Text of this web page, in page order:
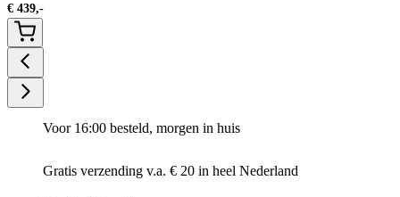
€ 439,-
Voor 16:00 besteld, morgen in huis
Gratis verzending v.a. € 20 in heel Nederland